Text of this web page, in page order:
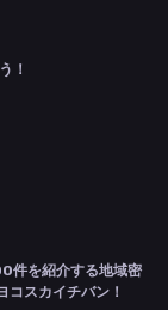
！
件を紹介する地域密
コスカイチバン！